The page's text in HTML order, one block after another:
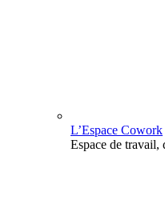
L’Espace Cowork
Espace de travail,